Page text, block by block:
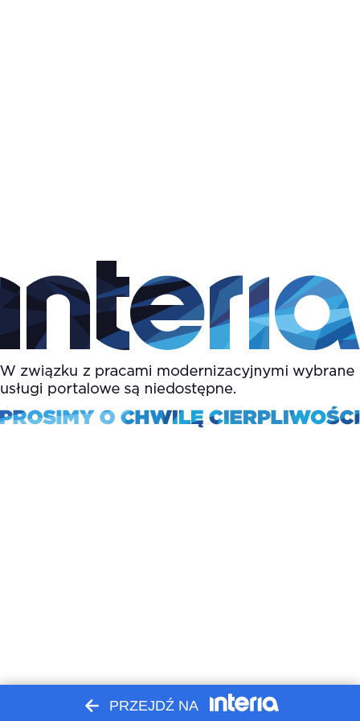
PRZEJDŹ NA